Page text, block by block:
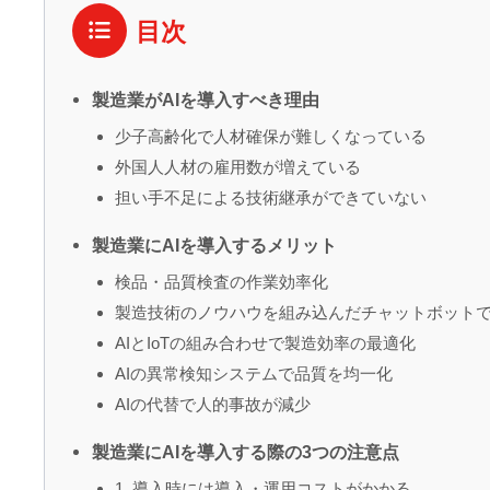
目次
製造業がAIを導入すべき理由
少子高齢化で人材確保が難しくなっている
外国人人材の雇用数が増えている
担い手不足による技術継承ができていない
製造業にAIを導入するメリット
検品・品質検査の作業効率化
製造技術のノウハウを組み込んだチャットボット
AIとIoTの組み合わせで製造効率の最適化
AIの異常検知システムで品質を均一化
AIの代替で人的事故が減少
製造業にAIを導入する際の3つの注意点